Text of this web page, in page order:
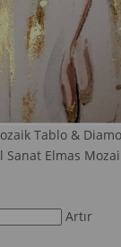
Tablo &
Sanat Elmas
Artır